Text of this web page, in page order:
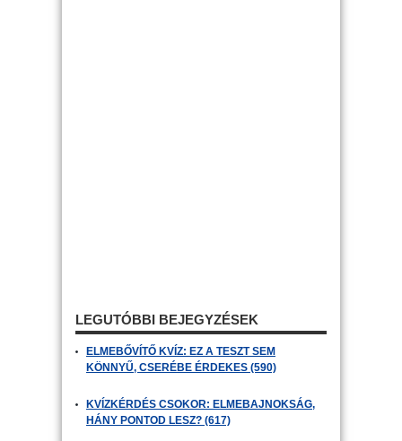
LEGUTÓBBI BEJEGYZÉSEK
ELMEBŐVÍTŐ KVÍZ: EZ A TESZT SEM
KÖNNYŰ, CSERÉBE ÉRDEKES (590)
KVÍZKÉRDÉS CSOKOR: ELMEBAJNOKSÁG,
HÁNY PONTOD LESZ? (617)